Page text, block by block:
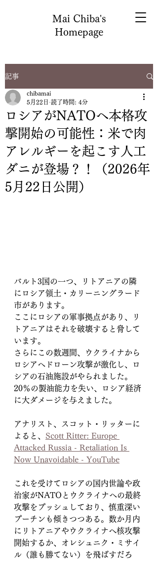
Mai Chiba's
Homepage
記事
ロシアがNATOへ本格攻
撃開始の可能性：米で肉
アレルギーを起こす人工
ダニが登場？！（2026年
5月22日公開）
chibamai
5月22日 読了時間: 4分
バルト3国の一つ、リトアニアの隣
にロシア領土・カリーニングラード
市があります。
ここにロシアの軍事拠点があり、リ
トアニアはそれを破壊すると脅して
います。
さらにこの数週間、ウクライナから
ロシアへドローン攻撃が激化し、ロ
シアの石油施設がやられました。
20％の製油能力を失い、ロシア経済
に大ダメージを与えました。
アナリスト、スコット・リッターに
よると、 Scott Ritter: Europe
Attacked Russia - Retaliation Is
Now Unavoidable - YouTube
これを受けてロシアの国内世論や政
治家がNATOとウクライナへの最終
攻撃をプッシュしており、慎重深い
プーチンも傾きつつある。数か月内
にリトアニアやウクライナへ核攻撃
開始するか、オレシュニク・ミサイ
ル（誰も勝てない）を飛ばすだろ